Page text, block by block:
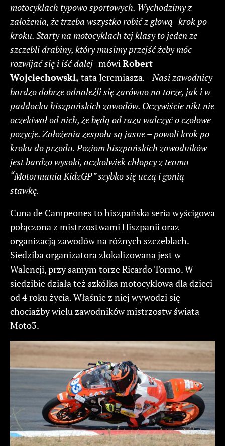
motocyklach typowo sportowych. Wychodzimy z
założenia, że trzeba wszystko robić z głową- krok po
kroku. Starty na motocyklach tej klasy to jeden ze
szczebli drabiny, który musimy przejść żeby móc
rozwijać się i iść dalej-mówi Robert
Wojciechowski, tata Jeremiasza. –Nasi zawodnicy
bardzo dobrze odnaleźli się zarówno na torze, jak i w
paddocku hiszpańskich zawodów. Oczywiście nikt nie
oczekiwał od nich, że będą od razu walczyć o czołowe
pozycje. Założenia zespołu są jasne – powoli krok po
kroku do przodu. Poziom hiszpańskich zawodników
jest bardzo wysoki, aczkolwiek chłopcy z teamu
“Motormania KidzGP” szybko się uczą i gonią
stawkę.
Cuna de Campeones to hiszpańska seria wyścigowa
połączona z mistrzostwami Hiszpanii oraz
organizacją zawodów na różnych szczeblach.
Siedziba organizatora zlokalizowana jest w
Walencji, przy samym torze Ricardo Tormo. W
siedzibie działa też szkółka motocyklowa dla dzieci
od 4 roku życia. Właśnie z niej wywodzi się
chociażby wielu zawodników mistrzostw świata
Moto3.